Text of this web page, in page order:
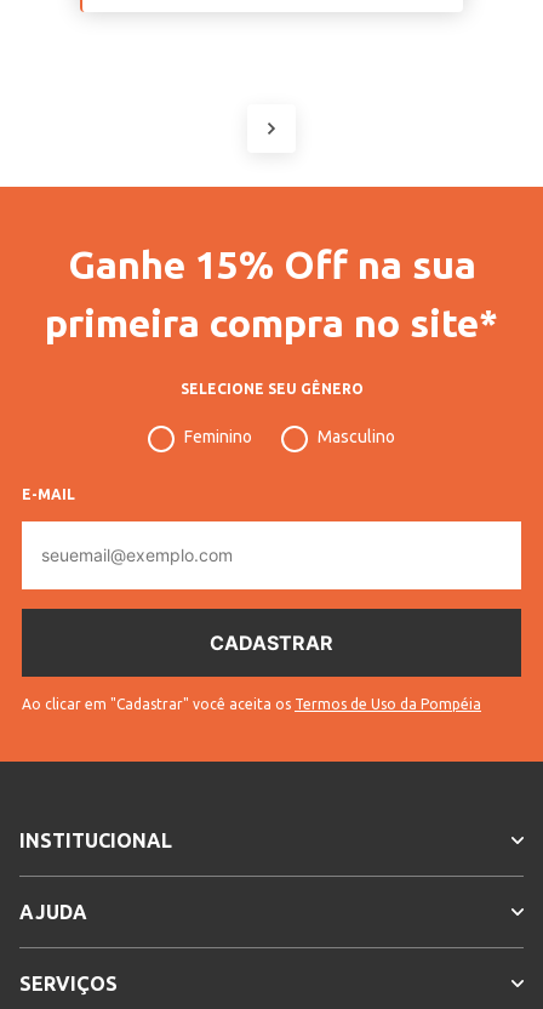
Ganhe 15% Off na sua
primeira compra no site*
SELECIONE SEU GÊNERO
Feminino Masculino
E-MAIL
mail
Ao clicar em "Cadastrar" você aceita os Termos de Uso da Pompéia
INSTITUCIONAL
AJUDA
SERVIÇOS